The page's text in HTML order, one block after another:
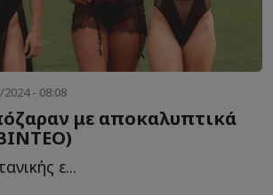
- 08:08
με αποκαλυπτικά
ε...